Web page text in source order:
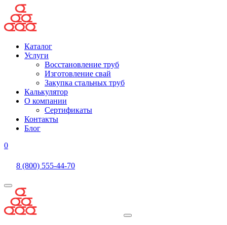
Каталог
Услуги
Восстановление труб
Изготовление свай
Закупка стальных труб
Калькулятор
О компании
Сертификаты
Контакты
Блог
0
8 (800) 555-44-70